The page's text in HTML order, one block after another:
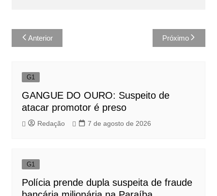
Navegação
de
Anterior Próximo
G1
GANGUE DO OURO: Suspeito de
atacar promotor é preso
Redação 7 de agosto de 2026
G1
Polícia prende dupla suspeita de fraude